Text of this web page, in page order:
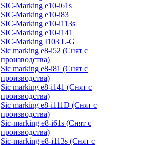
SIC-Marking e10-i61s
SIC-Marking e10-i83
SIC-Marking e10-i113s
SIC-Marking e10-i141
SIC-Marking I103 L-G
Sic marking e8-i52 (Снят с
производства)
Sic marking e8-i81 (Снят с
производства)
Sic marking e8-i141 (Снят с
производства)
Sic marking e8-i111D (Снят с
производства)
Sic-marking e8-i61s (Снят с
производства)
Sic-marking e8-i113s (Снят с